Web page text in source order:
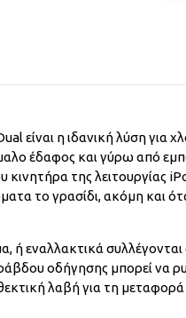
είναι η ιδανική λύση για
έδαφος και γύρω από
κινητήρα της λειτουργίας
το γρασίδι, ακόμη και
εναλλακτικά συλλέγονται
οδήγησης μπορεί να
λαβή για τη μεταφορά